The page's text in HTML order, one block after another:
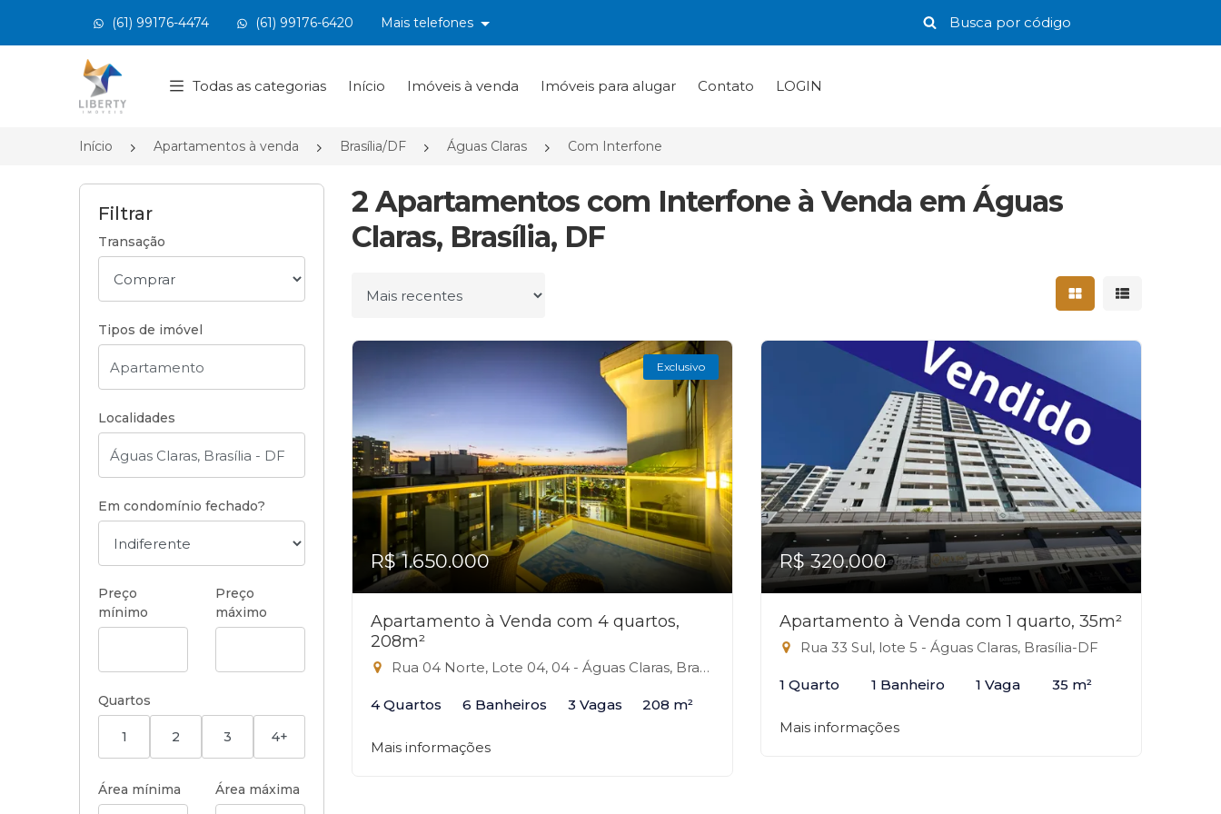
(61) 99176-4474 (61) 99176-6420 Mais telefones
Página inicial
Todas as categorias Início Imóveis à venda Imóveis para alugar Contato LOGIN
Início Apartamentos à venda Brasília/DF Águas Claras Com Interfone
Filtrar
Transação
Tipos de imóvel
Localidades
Em condomínio fechado?
Preço
mínimo
Preço
máximo
Quartos
1 2 3 4+
Área mínima Área máxima
2 Apartamentos com Interfone à Venda em Águas
Claras, Brasília, DF
Ordenar por Mostrar resultados
Mostrar
Exclusivo
R$ 1.650.000
Apartamento à Venda com 4 quartos,
208m²
Rua 04 Norte, Lote 04, 04 - Águas Claras, Brasília-DF
4 Quartos 6 Banheiros 3 Vagas 208 m²
Mais informações
R$ 320.000
Apartamento à Venda com 1 quarto, 35m²
Rua 33 Sul, lote 5 - Águas Claras, Brasília-DF
1 Quarto 1 Banheiro 1 Vaga 35 m²
Mais informações